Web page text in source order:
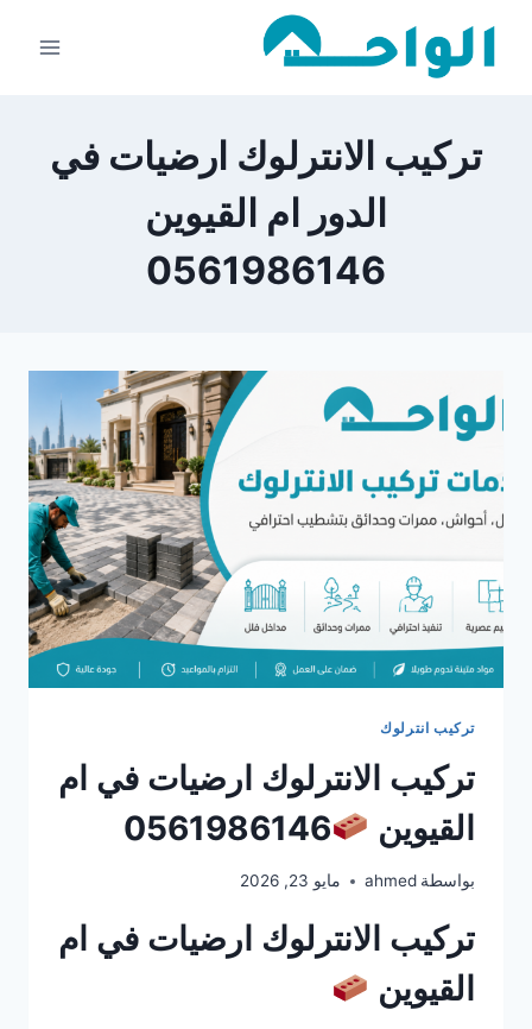
تركيب الانترلوك ارضيات في
الدور ام القيوين
0561986146
تركيب انترلوك
تركيب الانترلوك ارضيات في ام
القيوين
0561986146
بواسطة ahmed مايو 23, 2026
تركيب الانترلوك ارضيات في ام
القيوين